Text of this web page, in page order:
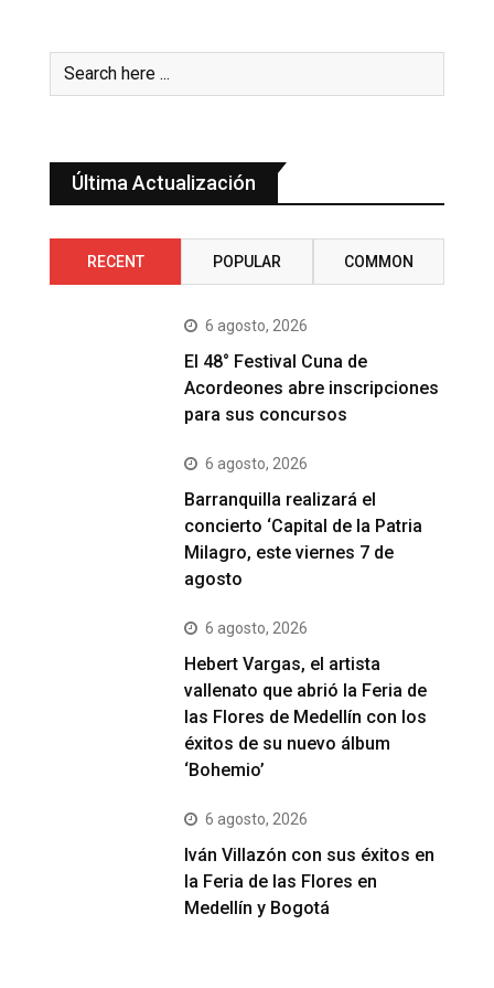
Última Actualización
RECENT POPULAR COMMON
6 agosto, 2026
El 48° Festival Cuna de
Acordeones abre inscripciones
para sus concursos
6 agosto, 2026
Barranquilla realizará el
concierto ‘Capital de la Patria
Milagro, este viernes 7 de
agosto
6 agosto, 2026
Hebert Vargas, el artista
vallenato que abrió la Feria de
las Flores de Medellín con los
éxitos de su nuevo álbum
‘Bohemio’
6 agosto, 2026
Iván Villazón con sus éxitos en
la Feria de las Flores en
Medellín y Bogotá